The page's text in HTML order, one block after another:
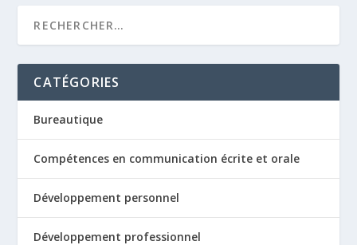
CATÉGORIES
Bureautique
Compétences en communication écrite et orale
Développement personnel
Développement professionnel